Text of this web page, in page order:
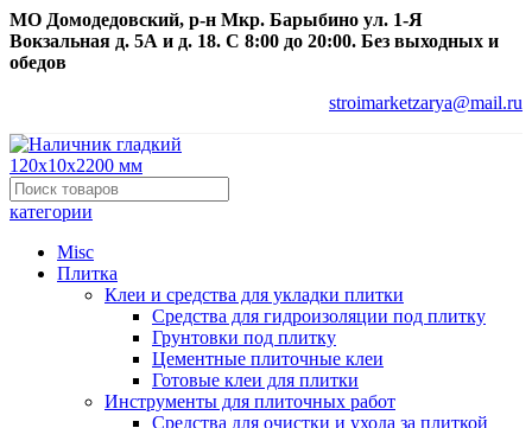
МО Домодедовский, р-н Мкр. Барыбино ул. 1-Я
Вокзальная д. 5А и д. 18. С 8:00 до 20:00. Без выходных и
обедов
stroimarketzarya@mail.ru
категории
Misc
Плитка
Клеи и средства для укладки плитки
Средства для гидроизоляции под плитку
Грунтовки под плитку
Цементные плиточные клеи
Готовые клеи для плитки
Инструменты для плиточных работ
Средства для очистки и ухода за плиткой